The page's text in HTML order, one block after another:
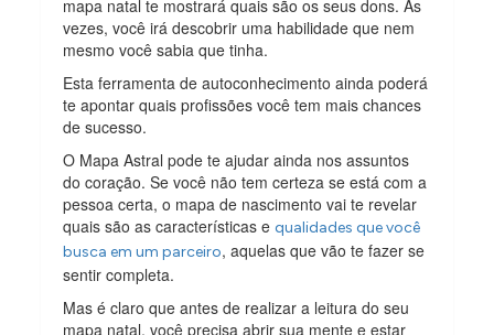
mapa natal te mostrará quais são os seus dons. Às
vezes, você irá descobrir uma habilidade que nem
mesmo você sabia que tinha.
Esta ferramenta de autoconhecimento ainda poderá
te apontar quais profissões você tem mais chances
de sucesso.
O Mapa Astral pode te ajudar ainda nos assuntos
do coração. Se você não tem certeza se está com a
pessoa certa, o mapa de nascimento vai te revelar
quais são as características equalidades que você
busca em um parceiro, aquelas que vão te fazer se
sentir completa.
Mas é claro que antes de realizar a leitura do seu
mapa natal, você precisa abrir sua mente e estar